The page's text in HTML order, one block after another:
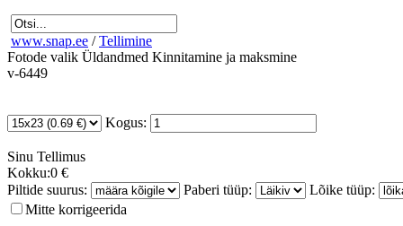
www.snap.ee / Tellimine
Fotode valik Üldandmed Kinnitamine ja maksmine
v-6449
Kogus:
Sinu Tellimus
Kokku:0 €
Piltide suurus:
Paberi tüüp:
Lõike tüüp:
Mitte korrigeerida